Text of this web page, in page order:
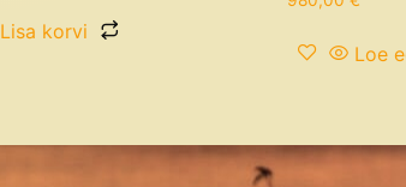
Lisa korvi
Loe